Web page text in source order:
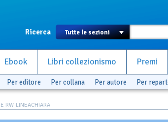
Ricerca
Ebook Libri collezionismo Premi
Per editore Per collana Per autore Per
RW-LINEACHIARA